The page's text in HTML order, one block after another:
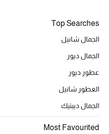
ما وصلنا حديثاً
الموسم الجديد
حصريًا عبر الإنترنت
جميع إصدارتنا النسائية
Top Searches
الجمال شانيل
الجمال ديور
عطور ديور
العطور شانيل
الجمال ديبتيك
Most Favourited